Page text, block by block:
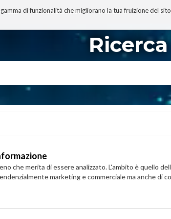
di funzionalità che migliorano la tua fruizione del
TECNOBIBLIOGRAFIA I MIEI LIBRI PROGETTO
Ricerca
che merita di essere analizzato. L'ambito è quello
marketing e commerciale ma anche di